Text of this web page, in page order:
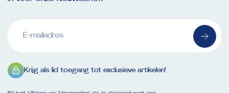
mailadres
Krijg als lid toegang tot exclusieve artikelen!